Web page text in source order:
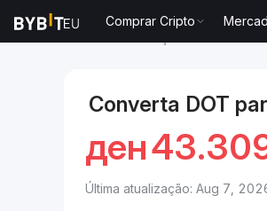
Comprar Cripto
Converta DOT
ден
Última atualização: Aug 7,